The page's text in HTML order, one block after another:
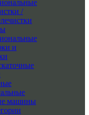
/
и
машины